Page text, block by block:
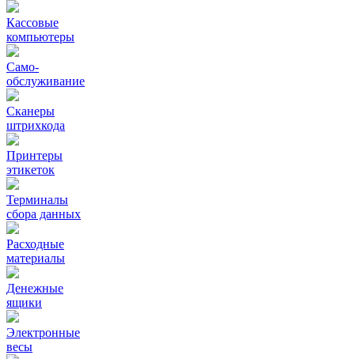
Кассовые
компьютеры
Само-
обслуживание
Сканеры
штрихкода
Принтеры
этикеток
Терминалы
сбора данных
Расходные
материалы
Денежные
ящики
Электронные
весы